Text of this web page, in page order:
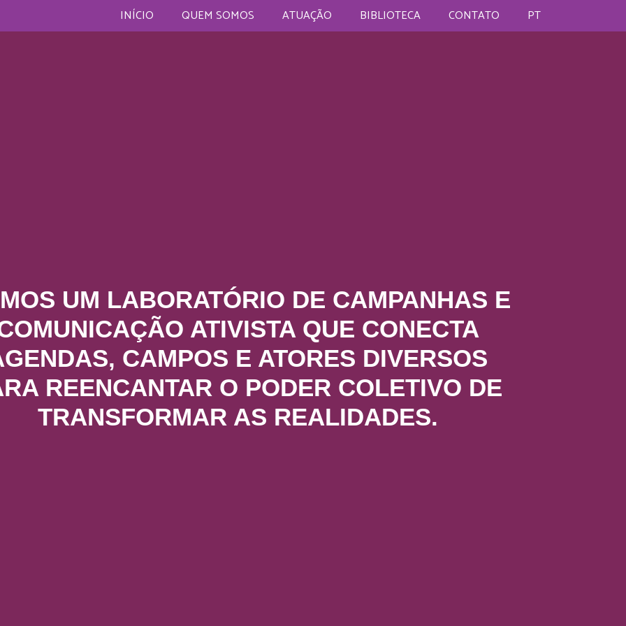
INÍCIO QUEM SOMOS ATUAÇÃO BIBLIOTECA CONTATO PT
UM LABORATÓRIO DE CAMPANHAS E
ATIVISTA QUE CONECTA
CAMPOS E ATORES DIVERSOS
REENCANTAR O PODER COLETIVO DE
TRANSFORMAR AS REALIDADES.